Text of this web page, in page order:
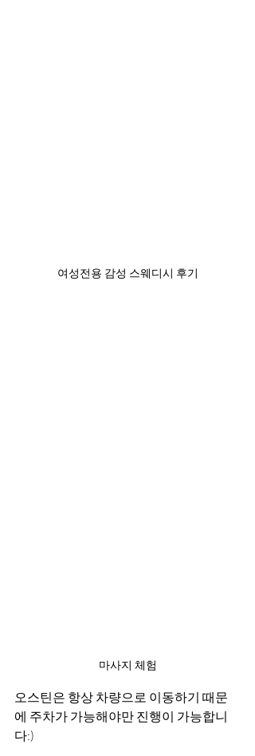
여성전용 감성 스웨디시 후기
마사지 체험
오스틴은 항상 차량으로 이동하기 때문
에 주차가 가능해야만 진행이 가능합니
다:)